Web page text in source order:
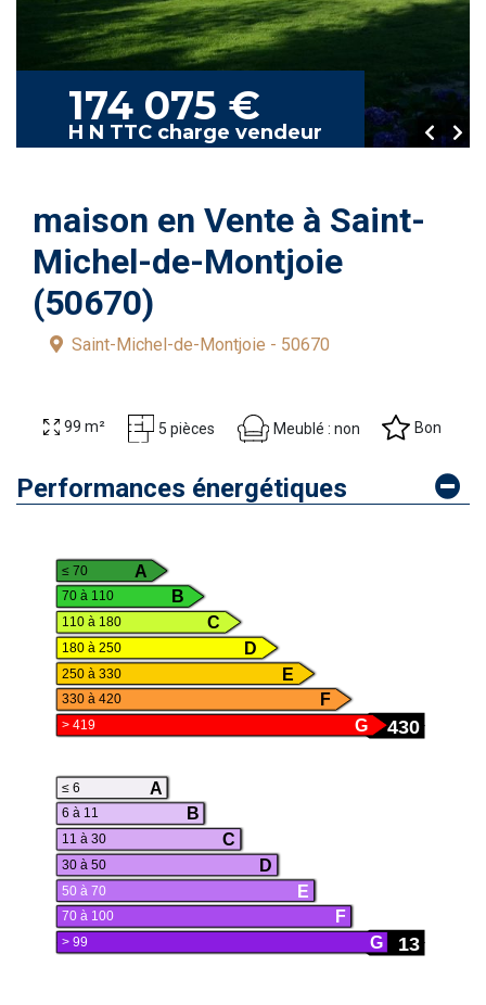
99 m² 5 pièces Meublé : non Bon
Performances énergétiques
A
≤ 70
B
70 à 110
C
110 à 180
D
180 à 250
E
250 à 330
F
330 à 420
430
G
> 419
A
≤ 6
B
6 à 11
C
11 à 30
D
30 à 50
E
50 à 70
F
70 à 100
13
G
> 99
174 075 €
H N TTC charge vendeur
maison en Vente à Saint-
Michel-de-Montjoie
(50670)
Saint-Michel-de-Montjoie - 50670